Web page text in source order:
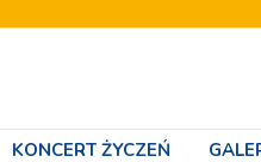
KONCERT ŻYCZEŃ